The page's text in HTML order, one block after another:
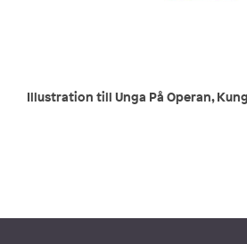
Illustration till Unga På Operan,